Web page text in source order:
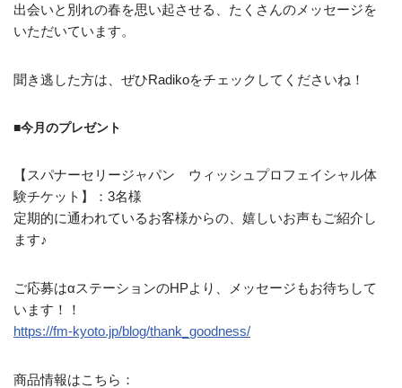
出会いと別れの春を思い起させる、たくさんのメッセージを
いただいています。
聞き逃した方は、ぜひRadikoをチェックしてくださいね！
■今月のプレゼント
【スパナーセリージャパン ウィッシュプロフェイシャル体
験チケット】：3名様
定期的に通われているお客様からの、嬉しいお声もご紹介し
ます♪
ご応募はαステーションのHPより、メッセージもお待ちして
います！！
https://fm-kyoto.jp/blog/thank_goodness/
商品情報はこちら：